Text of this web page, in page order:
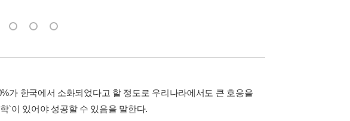
가 한국에서 소화되었다고 할 정도로 우리나라에서도 큰 호응을
`이 있어야 성공할 수 있음을 말한다.